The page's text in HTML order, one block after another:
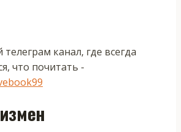
канал, где всегда
что почитать -